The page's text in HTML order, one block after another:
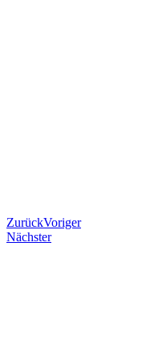
ZurückVoriger
Nächster